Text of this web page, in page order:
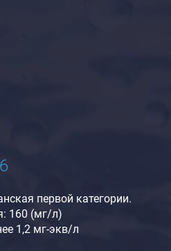
первой категории.
160 (мг/л)
1,2 мг-экв/л